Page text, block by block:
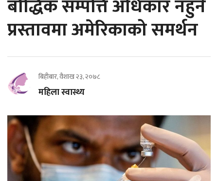
बौद्धिक सम्पत्ति अधिकार नहुने
प्रस्तावमा अमेरिकाको समर्थन
बिहीबार, वैशाख २३, २०७८
महिला स्वास्थ्य